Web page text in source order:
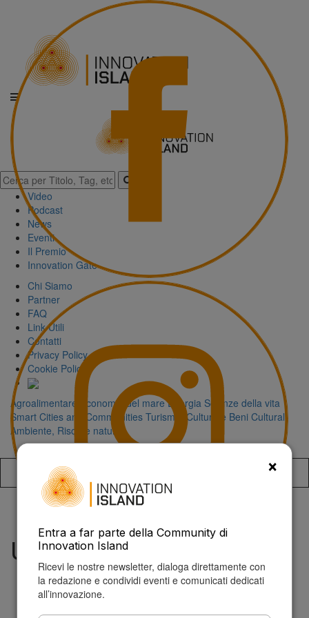
Video
Podcast
News
Eventi
Il Premio
Innovation Gate
Chi Siamo
Partner
FAQ
Link Utili
Contatti
Privacy Policy
Cookie Policy
Agroalimentare Economia del mare Energia Scienze della vita
Smart Cities and Communities Turismo, Cultura e Beni Culturali
Ambiente, Risorse naturali
Upskill Sicilia
×
Entra a far parte della Community di
Innovation Island
Ricevi le nostre newsletter, dialoga direttamente con
la redazione e condividi eventi e comunicati dedicati
all’innovazione.